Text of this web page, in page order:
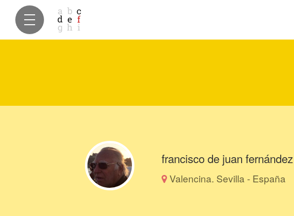
francisco de juan fernández
Valencina. Sevilla - España